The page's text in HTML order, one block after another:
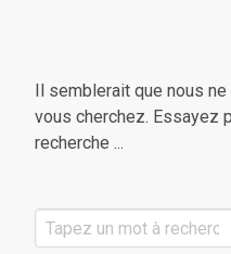
Il semblerait que nous
vous cherchez. Essayez
recherche ...